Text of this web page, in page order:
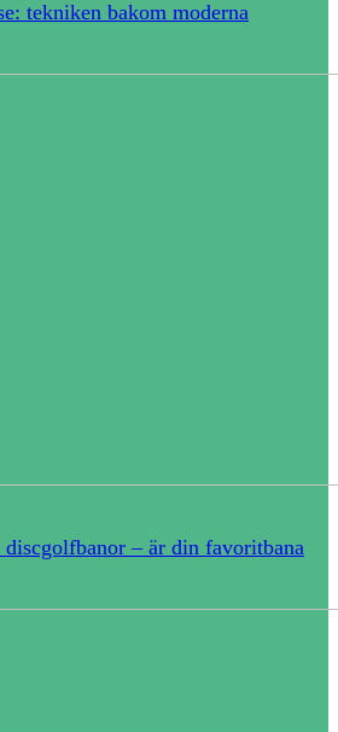
tekniken bakom moderna
discgolfbanor – är din favoritbana